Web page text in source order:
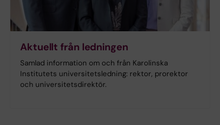
Aktuellt från ledningen
Samlad information om och från Karolinska
Institutets universitetsledning: rektor, prorektor
och universitetsdirektör.